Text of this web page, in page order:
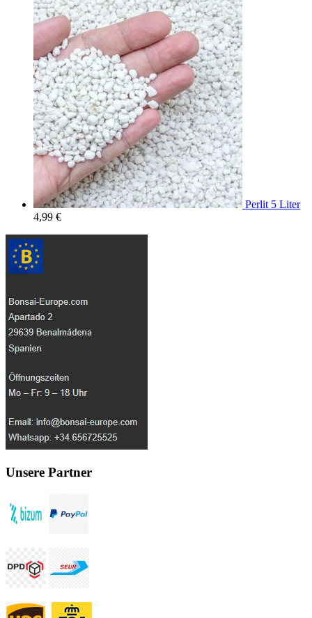
Perlit 5 Liter
4,99 €
Unsere Partner